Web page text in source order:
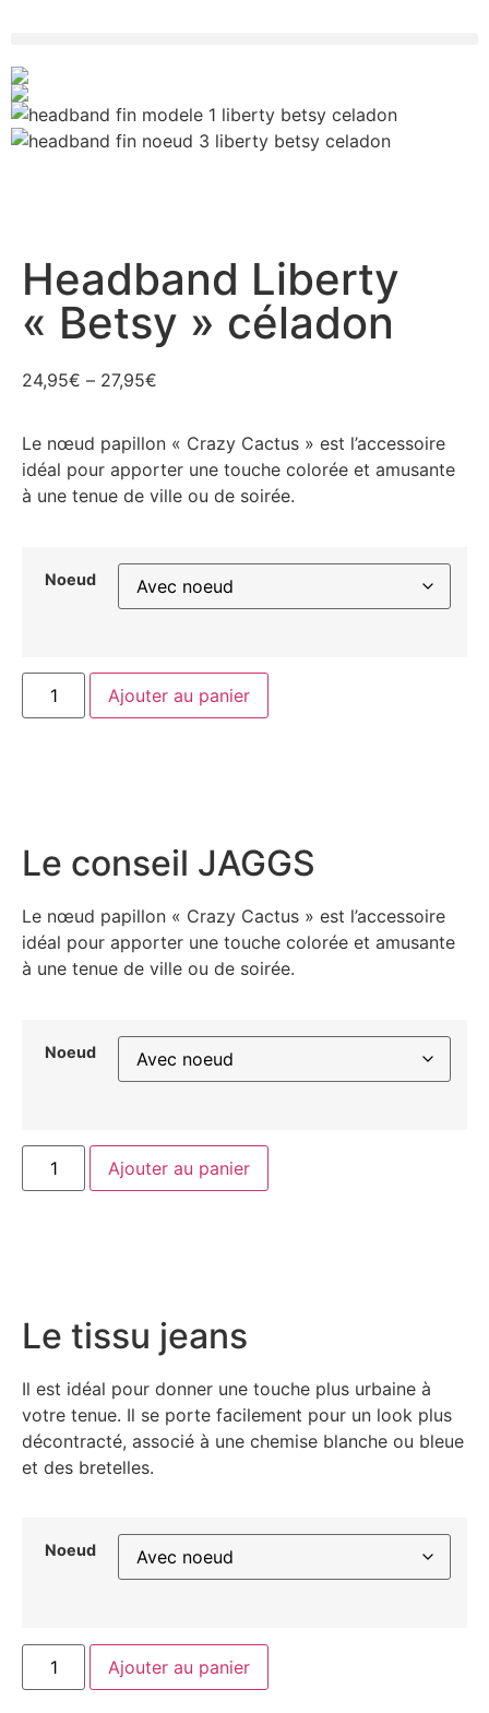
Headband Liberty
« Betsy » céladon
24,95€ – 27,95€
Le nœud papillon « Crazy Cactus » est l’accessoire
idéal pour apporter une touche colorée et amusante
à une tenue de ville ou de soirée.
Noeud
Ajouter au panier
Le conseil JAGGS
Le nœud papillon « Crazy Cactus » est l’accessoire
idéal pour apporter une touche colorée et amusante
à une tenue de ville ou de soirée.
Noeud
Ajouter au panier
Le tissu jeans
Il est idéal pour donner une touche plus urbaine à
votre tenue. Il se porte facilement pour un look plus
décontracté, associé à une chemise blanche ou bleue
et des bretelles.
Noeud
Ajouter au panier